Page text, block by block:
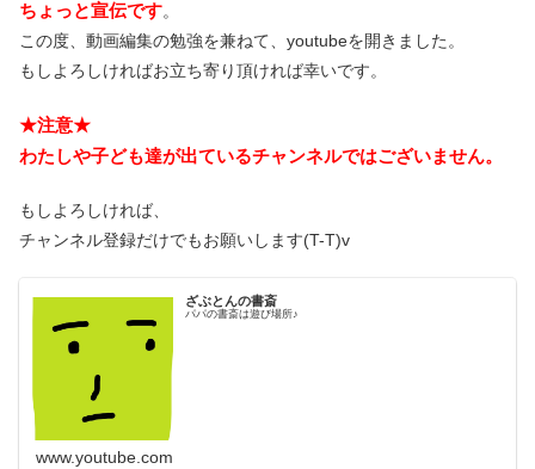
ちょっと宣伝です。
この度、動画編集の勉強を兼ねて、youtubeを開きました。
もしよろしければお立ち寄り頂ければ幸いです。
★注意★
わたしや子ども達が出ているチャンネルではございません。
もしよろしければ、
チャンネル登録だけでもお願いします(T-T)v
ざぶとんの書斎
パパの書斎は遊び場所♪
www.youtube.com